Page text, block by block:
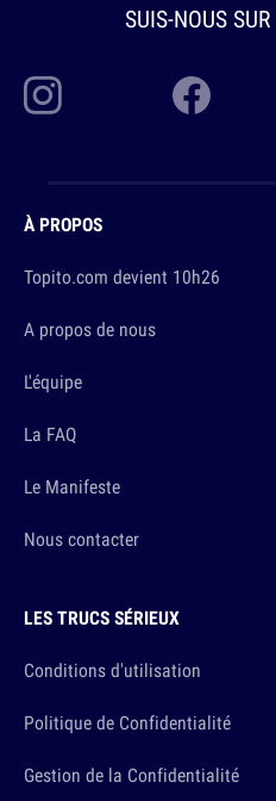
SUIS-NOUS SUR
À PROPOS
Topito.com devient 10h26
A propos de nous
L'équipe
La FAQ
Le Manifeste
Nous contacter
LES TRUCS SÉRIEUX
Conditions d'utilisation
Politique de Confidentialité
Gestion de la Confidentialité